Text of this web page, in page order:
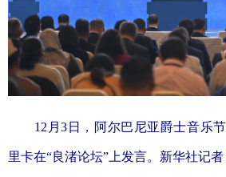
12月3日，阿尔巴尼亚爵士音乐节
里卡在“良渚论坛”上发言。新华社记